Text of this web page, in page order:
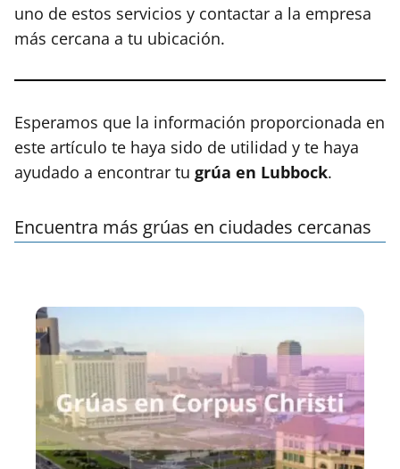
uno de estos servicios y contactar a la empresa
más cercana a tu ubicación.
Esperamos que la información proporcionada en
este artículo te haya sido de utilidad y te haya
ayudado a encontrar tu grúa en Lubbock.
Encuentra más grúas en ciudades cercanas